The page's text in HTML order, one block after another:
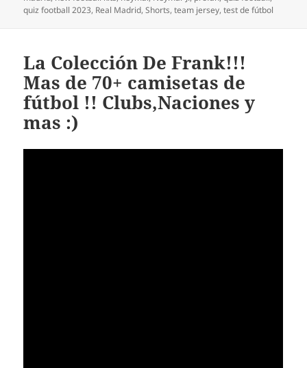
quiz football 2023, Real Madrid,Shorts,team jersey,test de fútbol
La Colección De Frank!!!
Mas de 70+ camisetas de
fútbol !! Clubs,Naciones y
mas :)